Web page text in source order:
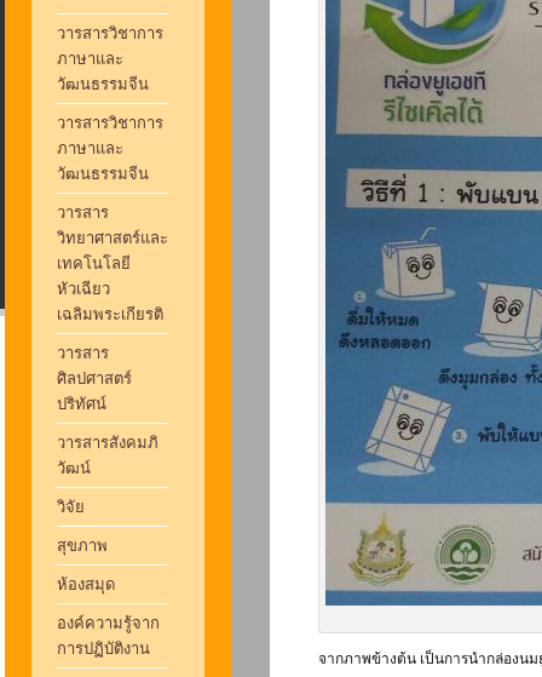
วารสารวิชาการ
ภาษาและ
วัฒนธรรมจีน
วารสารวิชาการ
ภาษาและ
วัฒนธรรมจีน
วารสาร
วิทยาศาสตร์และ
เทคโนโลยี
หัวเฉียว
เฉลิมพระเกียรติ
วารสาร
ศิลปศาสตร์
ปริทัศน์
วารสารสังคมภิ
วัฒน์
วิจัย
สุขภาพ
ห้องสมุด
องค์ความรู้จาก
การปฏิบัติงาน
จากภาพข้างต้น เป็นการนำกล่องน